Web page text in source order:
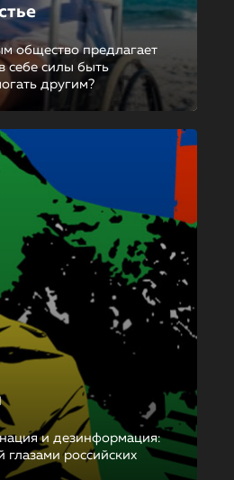
общество предлагает
себе силы быть
другим?
и дезинформация:
российских